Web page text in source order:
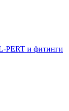
PERT и фитинги